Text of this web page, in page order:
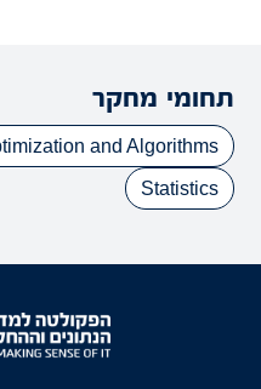
תחומי מחקר
and Algorithms
Statistics